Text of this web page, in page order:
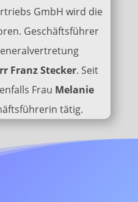
GmbH wird die
Geschäftsführer
Franz Stecker. Seit
Frau Melanie
tätig.